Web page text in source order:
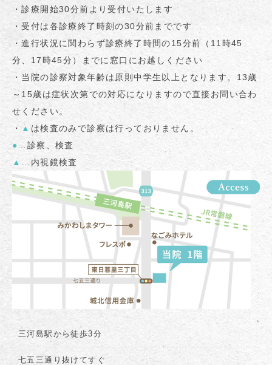
・診療開始30分前より受付いたします
・受付は各診療終了時刻の30分前までです
・進行状況に関わらず診療終了時間の15分前（11時45
分、17時45分）までに窓口にお越しください
・当院の診察対象年齢は原則中学生以上となります。13歳
～15歳は症状次第での対応になりますので直接お問い合わ
せください。
・ ▲ は検査のみで診察は行っておりません。
●…診察、検査
▲ …内視鏡検査
三河島駅から徒歩3分
七五三通り抜けてすぐ